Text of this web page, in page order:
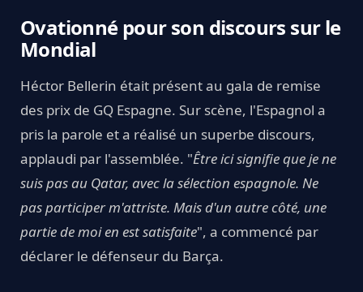
Ovationné pour son discours sur le
Mondial
Héctor Bellerin était présent au gala de remise
des prix de GQ Espagne. Sur scène, l'Espagnol a
pris la parole et a réalisé un superbe discours,
applaudi par l'assemblée. "Être ici signifie que je ne
suis pas au Qatar, avec la sélection espagnole. Ne
pas participer m'attriste. Mais d'un autre côté, une
partie de moi en est satisfaite", a commencé par
déclarer le défenseur du Barça.